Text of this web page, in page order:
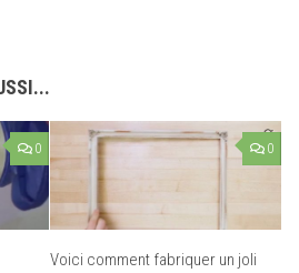
0 0
Voici comment fabriquer un joli